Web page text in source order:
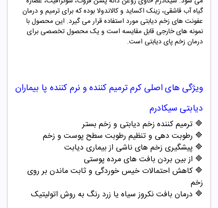
گیاه آب قاشقی، زینک اکساید و کالاندولا بوده که برای ترمیم و درمان
عفونت های زخم دیابتی مورد استفاده قرار می گیرد. این محصول با
نمونه های خارجی قابل مقایسه است و یک محصول تخصصی برای
درمان زخم پای دیابتی است.
ویژگی های اصلی کرم ترمیم کننده و نرم کننده پا بیماران
دیابتی سیکادرم
🔷 ترمیم کننده زخم دیابتی و زخم بستر
🔷 رطوبت دهی و تنظیم رطوبت سطح پوست و زخم
🔷 پیشگیری زخم های ناشی از بیماری دیابت
🔷 از بین بردن بافت های مرده پوستی
🔷 کاهش احتمالات خیس خوردگی و ثابت ماندن بر روی
زخم
🔷 درمان بافت نکروز سیاه یا زرد رنگ به روش اتولیتیک